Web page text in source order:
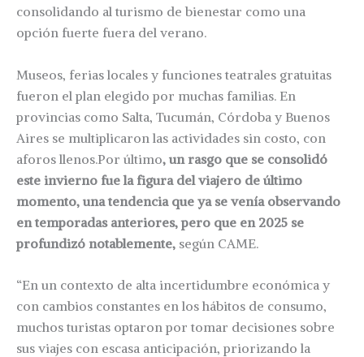
consolidando al turismo de bienestar como una
opción fuerte fuera del verano.
Museos, ferias locales y funciones teatrales gratuitas
fueron el plan elegido por muchas familias. En
provincias como Salta, Tucumán, Córdoba y Buenos
Aires se multiplicaron las actividades sin costo, con
aforos llenos.Por último, un rasgo que se consolidó
este invierno fue la figura del viajero de último
momento, una tendencia que ya se venía observando
en temporadas anteriores, pero que en 2025 se
profundizó notablemente, según CAME.
“En un contexto de alta incertidumbre económica y
con cambios constantes en los hábitos de consumo,
muchos turistas optaron por tomar decisiones sobre
sus viajes con escasa anticipación, priorizando la